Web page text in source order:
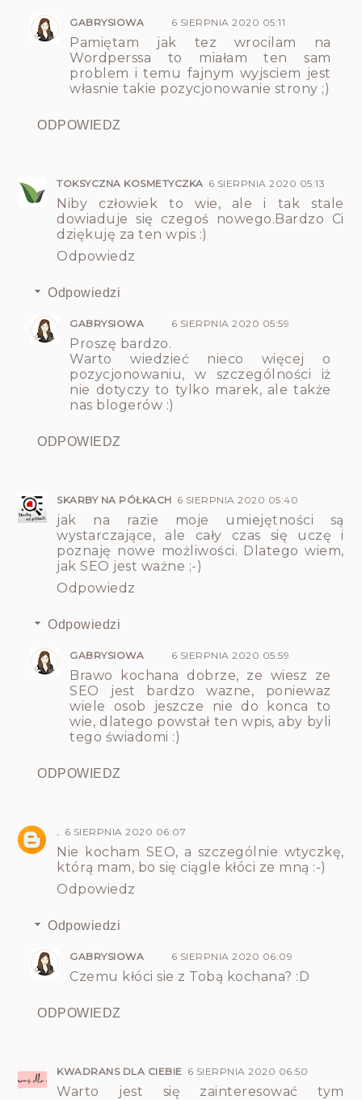
GABRYSIOWA 6 SIERPNIA 2020 05:11
Pamiętam jak tez wrocilam na
Wordperssa to miałam ten sam
problem i temu fajnym wyjsciem jest
własnie takie pozycjonowanie strony ;)
ODPOWIEDZ
TOKSYCZNA KOSMETYCZKA 6 SIERPNIA 2020 05:13
Niby człowiek to wie, ale i tak stale
dowiaduje się czegoś nowego.Bardzo Ci
dziękuję za ten wpis :)
Odpowiedz
Odpowiedzi
GABRYSIOWA 6 SIERPNIA 2020 05:59
Proszę bardzo.
Warto wiedzieć nieco więcej o
pozycjonowaniu, w szczególności iż
nie dotyczy to tylko marek, ale także
nas blogerów :)
ODPOWIEDZ
SKARBY NA PÓŁKACH 6 SIERPNIA 2020 05:40
jak na razie moje umiejętności są
wystarczające, ale cały czas się uczę i
poznaję nowe możliwości. Dlatego wiem,
jak SEO jest ważne ;-)
Odpowiedz
Odpowiedzi
GABRYSIOWA 6 SIERPNIA 2020 05:59
Brawo kochana dobrze, ze wiesz ze
SEO jest bardzo wazne, poniewaz
wiele osob jeszcze nie do konca to
wie, dlatego powstał ten wpis, aby byli
tego świadomi :)
ODPOWIEDZ
. 6 SIERPNIA 2020 06:07
Nie kocham SEO, a szczególnie wtyczkę,
którą mam, bo się ciągle kłóci ze mną :-)
Odpowiedz
Odpowiedzi
GABRYSIOWA 6 SIERPNIA 2020 06:09
Czemu kłóci sie z Tobą kochana? :D
ODPOWIEDZ
KWADRANS DLA CIEBIE 6 SIERPNIA 2020 06:50
Warto jest się zainteresować tym